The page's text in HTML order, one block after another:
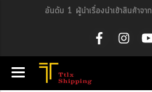
อันดับ 1 ผู้นำเรื่องนำเข้าสินค้าจา